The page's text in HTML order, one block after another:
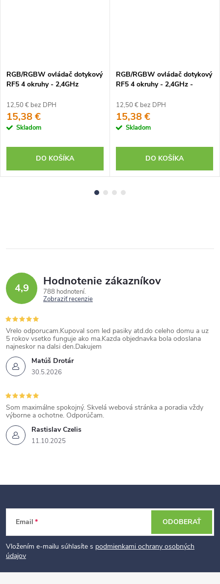
RGB/RGBW ovládač dotykový
RF5 4 okruhy - 2,4GHz
12,50 € bez DPH
15,38 €
Skladom
DO KOŠÍKA
RGB/RGBW ovládač dotykový
RF5 4 okruhy - 2,4GHz -
12,50 € bez DPH
15,38 €
Skladom
DO KOŠÍKA
4,9 Hodnotenie zákazníkov
788 hodnotení
Zobraziť recenzie
Matúš Drotár
30.5.2026
Vrelo odporucam.Kupoval som led pasiky atd.do celeho domu a uz
5 rokov vsetko funguje ako ma.Kazda objednavka bola odoslana
najneskor na dalsi den.Dakujem
Rastislav Czelis
11.10.2025
Som maximálne spokojný. Skvelá webová stránka a poradia vždy
výborne a ochotne. Odporúčam.
t
Email
Vložením e-mailu súhlasíte s podmienkami ochrany osobných
údajov
ODOBERAŤ